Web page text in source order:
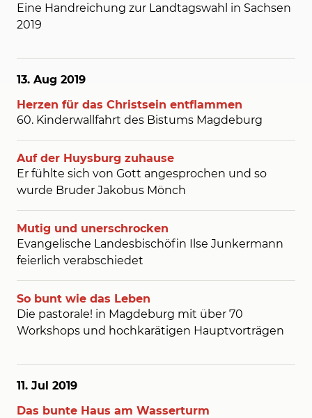
Eine Handreichung zur Landtagswahl in Sachsen
2019
13. Aug 2019
Herzen für das Christsein entflammen
60. Kinderwallfahrt des Bistums Magdeburg
Auf der Huysburg zuhause
Er fühlte sich von Gott angesprochen und so
wurde Bruder Jakobus Mönch
Mutig und unerschrocken
Evangelische Landesbischöfin Ilse Junkermann
feierlich verabschiedet
So bunt wie das Leben
Die pastorale! in Magdeburg mit über 70
Workshops und hochkarätigen Hauptvorträgen
11. Jul 2019
Das bunte Haus am Wasserturm